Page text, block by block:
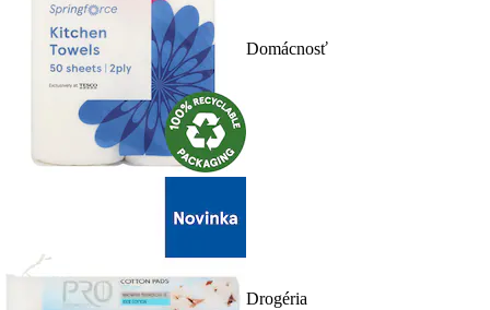
Domácnosť
Drogéria